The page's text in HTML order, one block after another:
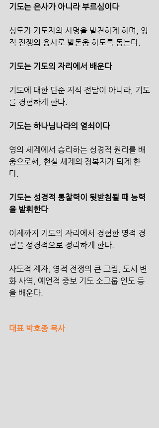
기도는 은사가 아니라 부르심이다
성도가 기도자의 사명을 발견하게 하며, 영
적 전쟁의 용사로 발돋움 하도록 돕는다.
기도는 기도의 자리에서 배운다
기도에 대한 단순 지식 전달이 아니라, 기도
를 경험하게 한다.
기도는 하나님나라의 열쇠이다
영의 세계에서 승리하는 성경적 원리를 배
움으로써, 현실 세계의 정복자가 되게 한
다.
기도는 성경적 통찰력이 뒷받침될 때 능력
을 발휘한다
이제까지 기도의 자리에서 경험한 영적 경
험을 성경적으로 정리하게 한다.
사도적 제자, 영적 전쟁의 큰 그림, 도시 변
화 사역, 예언적 중보 기도 소그룹 인도 등
을 배운다.
대표 박호종 목사